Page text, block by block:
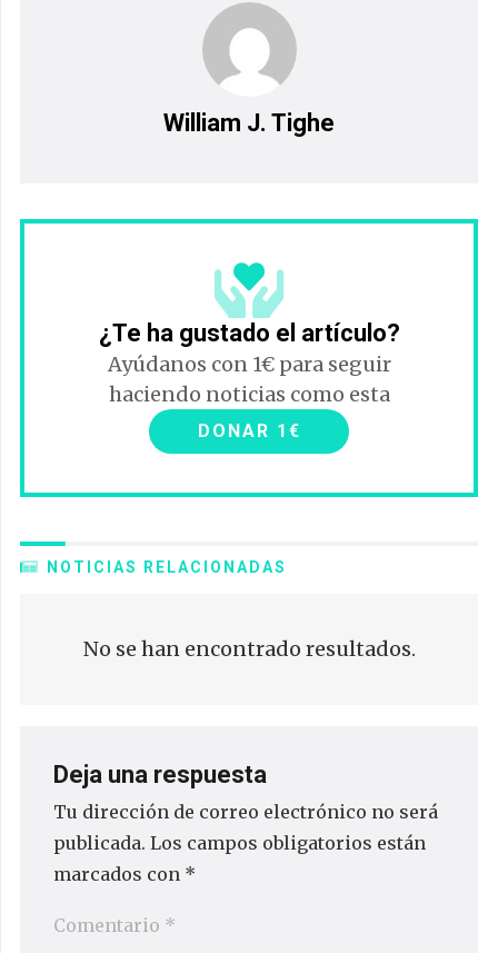
William J. Tighe
¿Te ha gustado el artículo?
Ayúdanos con 1€ para seguir
haciendo noticias como esta
DONAR 1€
NOTICIAS RELACIONADAS
No se han encontrado resultados.
Deja una respuesta
Tu dirección de correo electrónico no será
publicada. Los campos obligatorios están
marcados con *